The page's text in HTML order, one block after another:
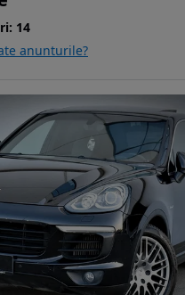
14
anunturile?